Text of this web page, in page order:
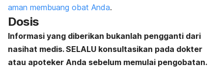
aman membuang obat Anda.
Dosis
Informasi yang diberikan bukanlah pengganti dari
nasihat medis. SELALU konsultasikan pada dokter
atau apoteker Anda sebelum memulai pengobatan.